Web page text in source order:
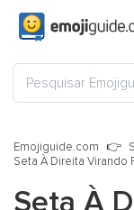
Emojiguide.com
Seta À Direita Virando
Seta À